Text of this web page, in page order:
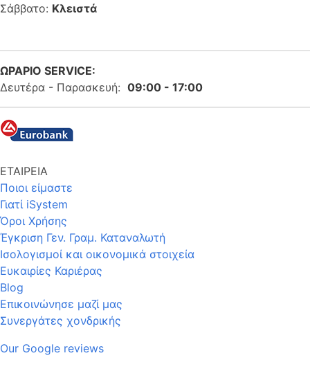
Σάββατο: Κλειστά
ΩΡΑΡΙΟ SERVICE:
Δευτέρα - Παρασκευή: 09:00 - 17:00
ΕΤΑΙΡΕΙΑ
Ποιοι είμαστε
Γιατί iSystem
Όροι Χρήσης
Έγκριση Γεν. Γραμ. Καταναλωτή
Ισολογισμοί και οικονομικά στοιχεία
Ευκαιρίες Καριέρας
Blog
Επικοινώνησε μαζί μας
Συνεργάτες χονδρικής
Our Google reviews